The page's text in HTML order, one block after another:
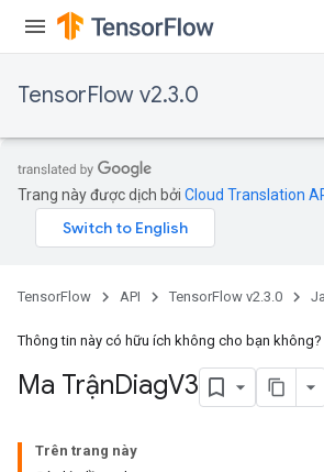
TensorFlow v2.3.0
Trang này được dịch bởi Cloud Translation
TensorFlow API TensorFlow v2.3.0
Thông tin này có hữu ích không cho bạn không?
Ma TrậnDiagV3
Trên trang này